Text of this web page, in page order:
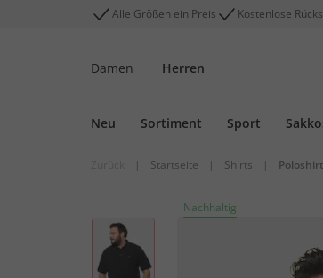
Alle Größen ein Preis Kostenlose
Damen Herren
Neu Sortiment Sport
| Startseite | Shirts |
Nachhaltig